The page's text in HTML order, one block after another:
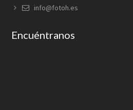
info@fotoh.es
Encuéntranos